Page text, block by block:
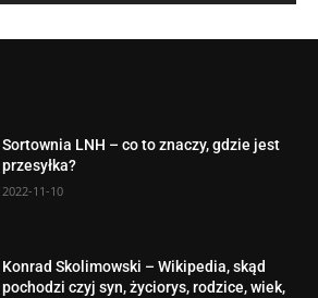
Sortownia LNH – co to znaczy, gdzie jest
przesyłka?
2022-11-10
Konrad Skolimowski – Wikipedia, skąd
pochodzi czyj syn, życiorys, rodzice, wiek,